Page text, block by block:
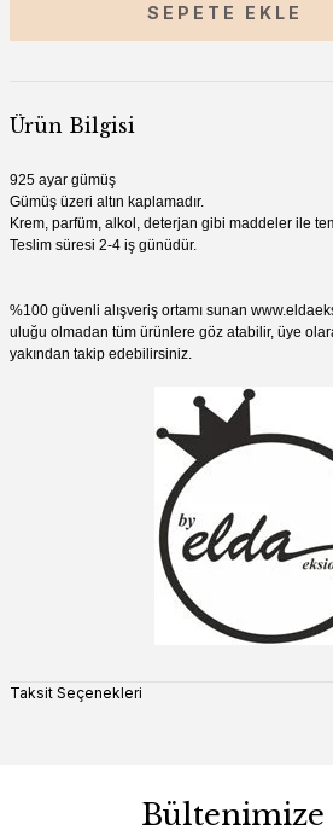
SEPETE EKLE
Ürün Bilgisi
925 ayar gümüş
Gümüş üzeri altın kaplamadır.
Krem, parfüm, alkol, deterjan gibi madde ler ile
Teslim süresi 2-4 iş günüdür.
%100 güvenli alışveriş ortamı sunan www.
uluğu olmadan tüm ürünlere göz atabilir, üye
yakından takip edebilirsiniz.
Taksit Seçenekleri
Bültenimize